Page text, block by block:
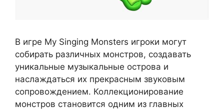
В игре My Singing Monsters игроки могут
собирать различных монстров, создавать
уникальные музыкальные острова и
наслаждаться их прекрасным звуковым
сопровождением. Коллекционирование
монстров становится одним из главных